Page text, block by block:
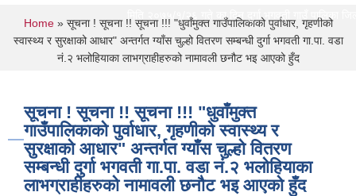
मिति २०७५/१/२६ गते का दिन दुर्गा भगवती गाउँ पालिका
You are here
Home» सूचना ! सूचना !! सूचना !!! "धुवाँमुक्त गाउँपालिकाको पुर्वाधार, गृहणीको
स्वास्थ्य र सुरक्षाको आधार" अन्तर्गत ग्याँस चुल्हो वितरण सम्बन्धी दुर्गा भगवती गा.पा. वडा
नं.२ भलोहियाका लाभग्राहीहरुको नामावली छनौट भइ आएको हुँद
सूचना ! सूचना !! सूचना !!! "धुवाँमुक्त
गाउँपालिकाको पुर्वाधार, गृहणीको स्वास्थ्य र
सुरक्षाको आधार" अन्तर्गत ग्याँस चुल्हो वितरण
सम्बन्धी दुर्गा भगवती गा.पा. वडा नं.२ भलोहियाका
लाभग्राहीहरुको नामावली छनौट भइ आएको हुँद